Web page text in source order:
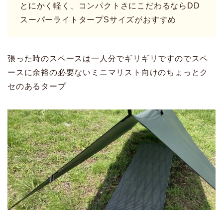
とにかく軽く、コンパクトさにこだわるならDD
スーパーライトタープSサイズがおすすめ
張った時のスペースは一人分でギリギリですのでスペ
ースに余裕の必要ないミニマリスト向けのちょっとク
セのあるタープ